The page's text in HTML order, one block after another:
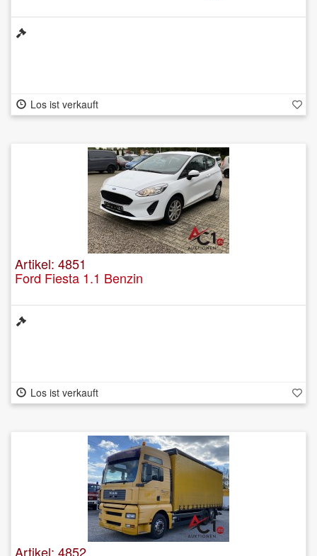
Los ist verkauft
Artikel: 4851
Ford Fiesta 1.1 Benzin
Los ist verkauft
Artikel: 4852